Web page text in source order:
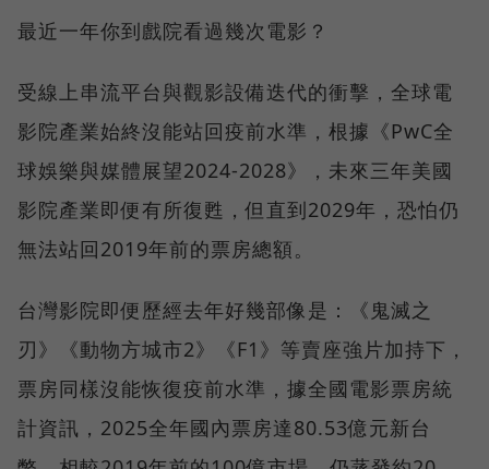
最近一年你到戲院看過幾次電影？
受線上串流平台與觀影設備迭代的衝擊，全球電
影院產業始終沒能站回疫前水準，根據《PwC全
球娛樂與媒體展望2024-2028》，未來三年美國
影院產業即便有所復甦，但直到2029年，恐怕仍
無法站回2019年前的票房總額。
台灣影院即便歷經去年好幾部像是：《鬼滅之
刃》《動物方城市2》《F1》等賣座強片加持下，
票房同樣沒能恢復疫前水準，據全國電影票房統
計資訊，2025全年國內票房達80.53億元新台